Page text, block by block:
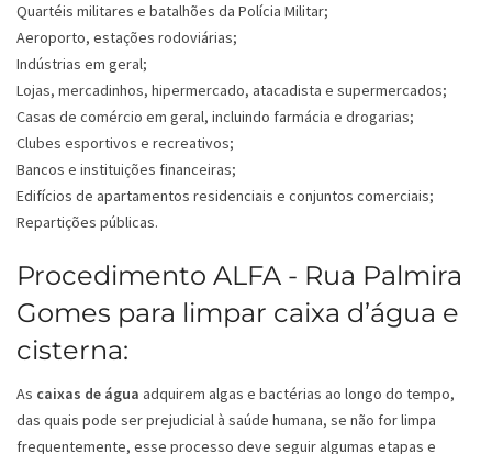
Quartéis militares e batalhões da Polícia Militar;
Aeroporto, estações rodoviárias;
Indústrias em geral;
Lojas, mercadinhos, hipermercado, atacadista e supermercados;
Casas de comércio em geral, incluindo farmácia e drogarias;
Clubes esportivos e recreativos;
Bancos e instituições financeiras;
Edifícios de apartamentos residenciais e conjuntos comerciais;
Repartições públicas.
Procedimento ALFA - Rua Palmira
Gomes para limpar caixa d’água e
cisterna:
As caixas de água adquirem algas e bactérias ao longo do tempo,
das quais pode ser prejudicial à saúde humana, se não for limpa
frequentemente, esse processo deve seguir algumas etapas e